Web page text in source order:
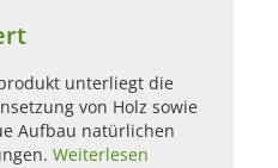
unterliegt die
von Holz sowie
Aufbau natürlichen
Weiterlesen